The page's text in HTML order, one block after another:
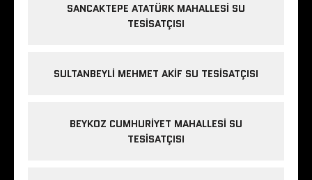
SANCAKTEPE ATATÜRK MAHALLESI SU
TESISATÇISI
SULTANBEYLI MEHMET AKIF SU TESISATÇISI
BEYKOZ CUMHURIYET MAHALLESI SU
TESISATÇISI